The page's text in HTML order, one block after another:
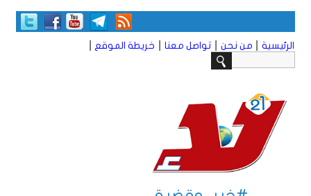
الرئيسية من نحن تواصل معنا خريطة الموقع